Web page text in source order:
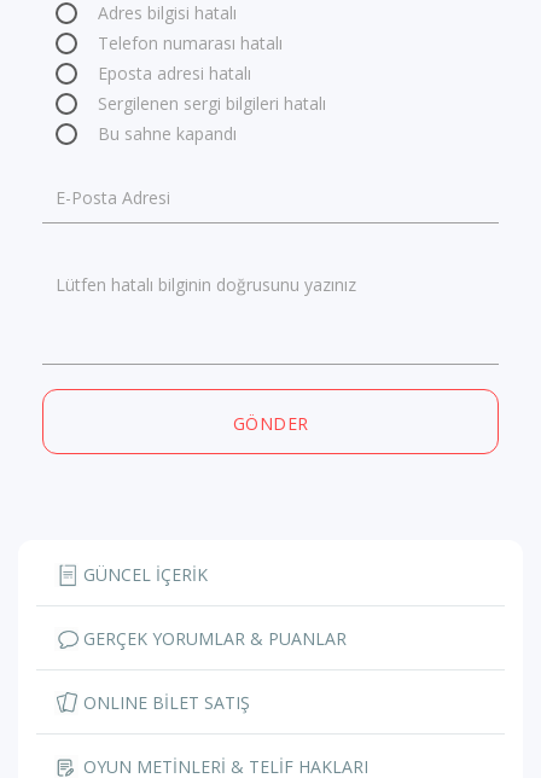
Adres bilgisi hatalı
Telefon numarası hatalı
Eposta adresi hatalı
Sergilenen sergi bilgileri hatalı
Bu sahne kapandı
E-Posta Adresi
Lütfen hatalı bilginin doğrusunu yazınız
GÖNDER
GÜNCEL İÇERİK
GERÇEK YORUMLAR & PUANLAR
ONLINE BİLET SATIŞ
OYUN METİNLERİ & TELİF HAKLARI